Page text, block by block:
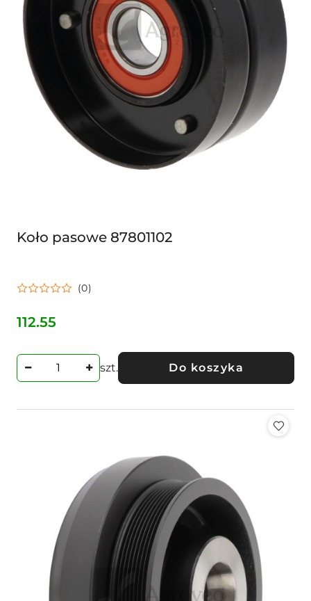
Koło pasowe 87801102
(0)
Cena:
112.55
szt. Do koszyka